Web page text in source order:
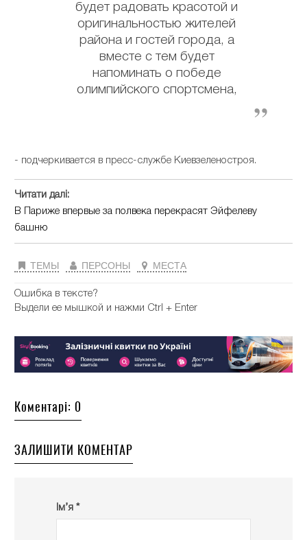
будет радовать красотой и
оригинальностью жителей
района и гостей города, а
вместе с тем будет
напоминать о победе
олимпийского спортсмена,
- подчеркивается в пресс-службе Киевзеленостроя.
Читати далі:
В Париже впервые за полвека перекрасят Эйфелеву
башню
ТЕМЫ ПЕРСОНЫ МЕСТА
Ошибка в тексте?
Выдели ее мышкой и нажми Ctrl + Enter
Коментарі: 0
ЗАЛИШИТИ КОМЕНТАР
Ім’я *